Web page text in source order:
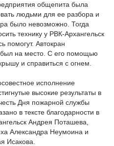
общепита была
людьми для ее разбора и
было невозможно. Тогда
технику у РВК-Архангельск
помогут. Автокран
на место. С его помощью
и справиться с огнем.
исполнение
высокие результаты в
Дня пожарной службы
в тексте благодарности в
Андрея Поташева,
Александра Неумоина и
Исакова.